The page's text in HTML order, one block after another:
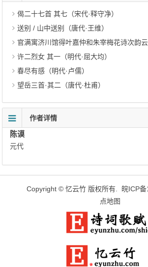
偈二十七首 其七（宋代·释守净）
送别 / 山中送别（唐代·王维）
官满寓济川馆得叶嘉仲和朱宰梅花诗次韵云作（
许二烈女 其一（明代·屈大均）
春尽有感（明代·卢儒）
望岳三首·其二（唐代·杜甫）
作者详情
陈谟
元代
Copyright © 忆云竹 版权所有. 皖ICP
点地图